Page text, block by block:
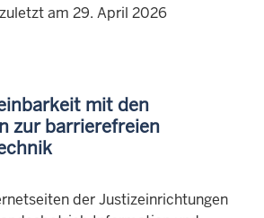
am 29. April 2026
mit den
zur barrierefreien
der Justizeinrichtungen